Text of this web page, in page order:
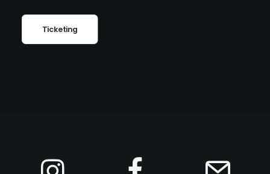
Ticketing